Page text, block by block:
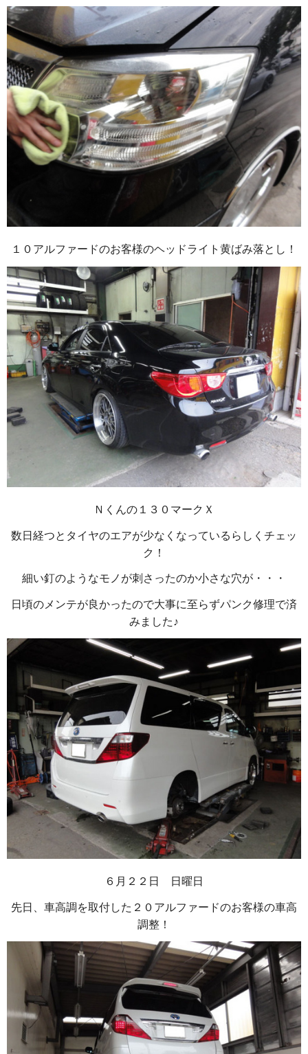
１０アルファードのお客様のヘッドライト黄ばみ落とし！
Ｎくんの１３０マークＸ
数日経つとタイヤのエアが少なくなっているらしくチェッ
ク！
細い釘のようなモノが刺さったのか小さな穴が・・・
日頃のメンテが良かったので大事に至らずパンク修理で済
みました♪
６月２２日 日曜日
先日、車高調を取付した２０アルファードのお客様の車高
調整！